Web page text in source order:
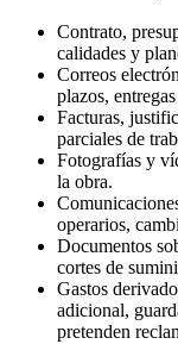
Contrato,
calidades y
Correos
plazos,
Facturas,
parciales de
Fotografías y
la obra.
operarios,
Documentos
cortes de
Gastos
adicional,
pretenden